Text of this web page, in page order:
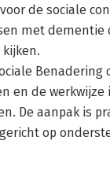
de sociale
met
Benadering
en de
De aanpak is
op